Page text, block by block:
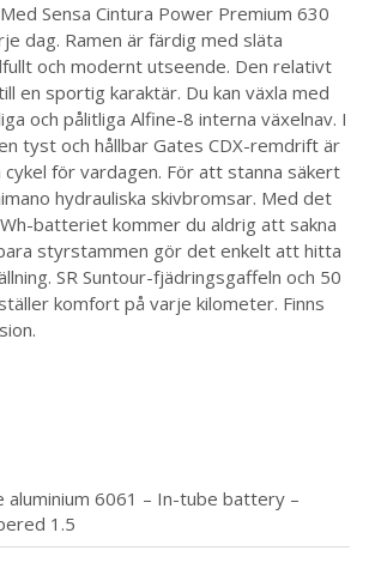
Sensa Cintura Power Premium 630
dag. Ramen är färdig med släta
och modernt utseende. Den relativt
en sportig karaktär. Du kan växla med
och pålitliga Alfine-8 interna växelnav. I
tyst och hållbar Gates CDX-remdrift är
för vardagen. För att stanna säkert
hydrauliska skivbromsar. Med det
batteriet kommer du aldrig att sakna
styrstammen gör det enkelt att hitta
SR Suntour-fjädringsgaffeln och 50
komfort på varje kilometer. Finns
aluminium 6061 – In-tube battery –
1.5